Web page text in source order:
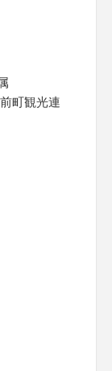
町観光連